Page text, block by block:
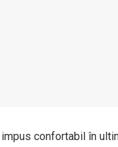
confortabil în